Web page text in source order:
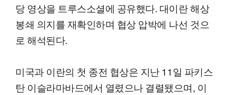
당 영상을 트루스소셜에 공유했다. 대이란 해상
봉쇄 의지를 재확인하며 협상 압박에 나선 것으
로 해석된다.
미국과 이란의 첫 종전 협상은 지난 11일 파키스
탄 이슬라마바드에서 열렸으나 결렬됐으며, 이